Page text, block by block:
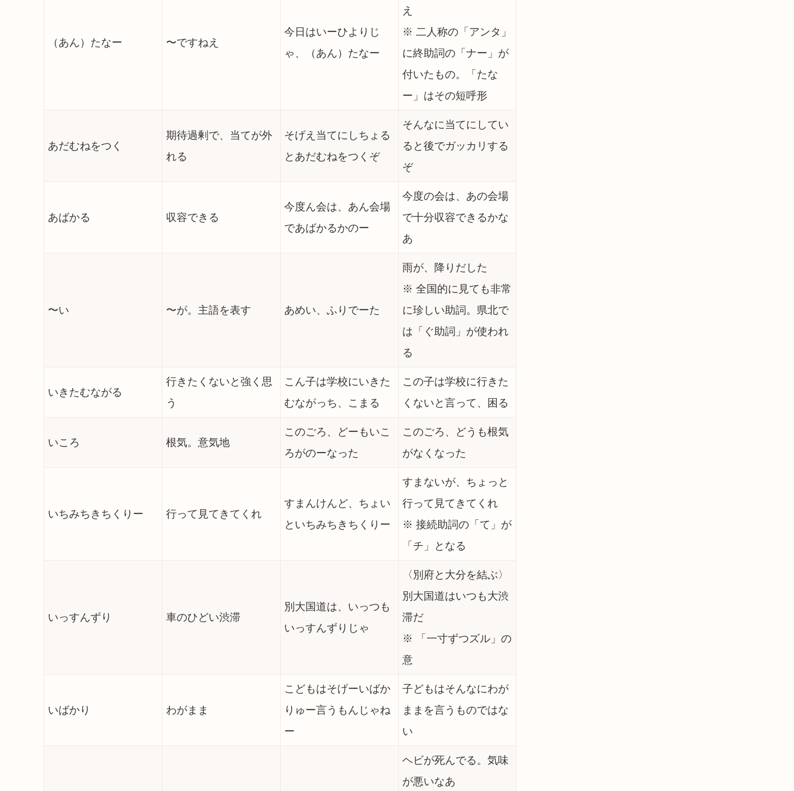
（あん）たなー 〜ですねえ
今日はいーひよりじ
ゃ、（あん）たなー
え
※ 二人称の「アンタ」
に終助詞の「ナー」が
付いたもの。「たな
ー」はその短呼形
あだむねをつく
期待過剰で、当てが外
れる
そげえ当てにしちょる
とあだむねをつくぞ
そんなに当てにしてい
ると後でガッカリする
ぞ
あばかる 収容できる
今度ん会は、あん会場
であばかるかのー
今度の会は、あの会場
で十分収容できるかな
あ
〜い 〜が。主語を表す あめい、ふりでーた
雨が、降りだした
※ 全国的に見ても非常
に珍しい助詞。県北で
は「ぐ助詞」が使われ
る
いきたむながる
行きたくないと強く思
う
こん子は学校にいきた
むながっち、こまる
この子は学校に行きた
くないと言って、困る
いころ 根気。意気地
このごろ、どーもいこ
ろがのーなった
このごろ、どうも根気
がなくなった
いちみちきちくりー 行って見てきてくれ
すまんけんど、ちょい
といちみちきちくりー
すまないが、ちょっと
行って見てきてくれ
※ 接続助詞の「て」が
「チ」となる
いっすんずり 車のひどい渋滞
別大国道は、いっつも
いっすんずりじゃ
〈別府と大分を結ぶ〉
別大国道はいつも大渋
滞だ
※ 「一寸ずつズル」の
意
いばかり わがまま
こどもはそげーいばか
りゅー言うもんじゃね
ー
子どもはそんなにわが
ままを言うものではな
い
ヘビが死んでる。気味
が悪いなあ